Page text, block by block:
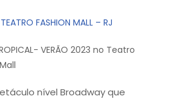
FASHION MALL – RJ
VERÃO 2023 no Teatro
nível Broadway que